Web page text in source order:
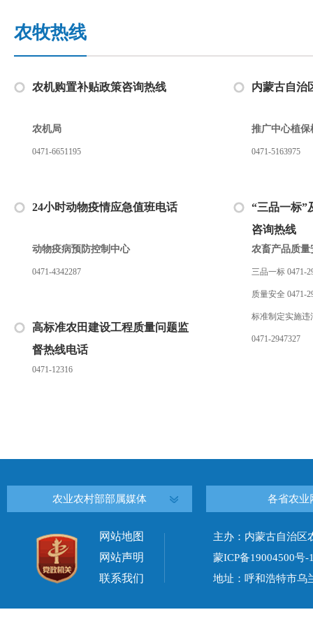
农牧热线
农机购置补贴政策咨询热线
农机局
0471-6651195
内蒙古自治
推广中心植保
0471-5163975
24小时动物疫情应急值班电话
动物疫病预防控制中心
0471-4342287
“三品一标”
咨询热线
农畜产品质量
三品一标 0471-
质量安全 0471-
标准制定实施违
0471-2947327
高标准农田建设工程质量问题监
督热线电话
0471-12316
农业农村部部属媒体 各省农业
网站地图
网站声明
联系我们
主办：内蒙古自治
蒙ICP备19004500号-
地址：呼和浩特市